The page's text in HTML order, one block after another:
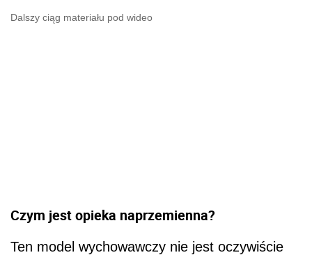
Dalszy ciąg materiału pod wideo
Czym jest opieka naprzemienna?
Ten model wychowawczy nie jest oczywiście